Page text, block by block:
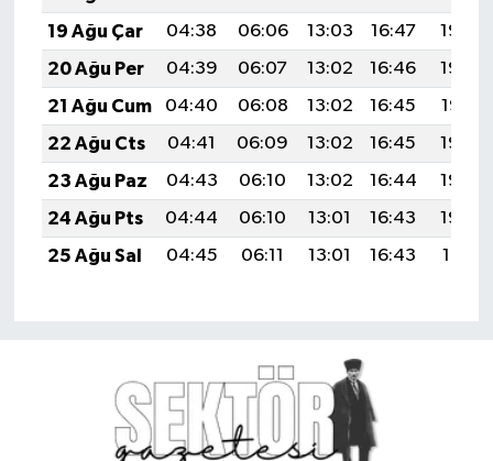
19 Ağu Çar
04:38 06:06 13:03 16:47
19:49
20 Ağu Per
04:39 06:07 13:02 16:46
19:48
21 Ağu Cum
04:40 06:08 13:02 16:45
19:47
22 Ağu Cts
04:41 06:09 13:02 16:45
19:45
23 Ağu Paz
04:43 06:10 13:02 16:44
19:44
24 Ağu Pts
04:44 06:10 13:01 16:43
19:43
25 Ağu Sal
04:45 06:11 13:01 16:43 19:41